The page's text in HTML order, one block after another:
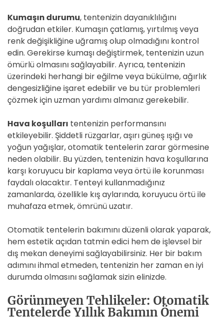
Kumaşın durumu, tentenizin dayanıklılığını
doğrudan etkiler. Kumaşın çatlamış, yırtılmış veya
renk değişikliğine uğramış olup olmadığını kontrol
edin. Gerekirse kumaşı değiştirmek, tentenizin uzun
ömürlü olmasını sağlayabilir. Ayrıca, tentenizin
üzerindeki herhangi bir eğilme veya bükülme, ağırlık
dengesizliğine işaret edebilir ve bu tür problemleri
çözmek için uzman yardımı almanız gerekebilir.
Hava koşulları tentenizin performansını
etkileyebilir. Şiddetli rüzgarlar, aşırı güneş ışığı ve
yoğun yağışlar, otomatik tentelerin zarar görmesine
neden olabilir. Bu yüzden, tentenizin hava koşullarına
karşı koruyucu bir kaplama veya örtü ile korunması
faydalı olacaktır. Tenteyi kullanmadığınız
zamanlarda, özellikle kış aylarında, koruyucu örtü ile
muhafaza etmek, ömrünü uzatır.
Otomatik tentelerin bakımını düzenli olarak yaparak,
hem estetik açıdan tatmin edici hem de işlevsel bir
dış mekan deneyimi sağlayabilirsiniz. Her bir bakım
adımını ihmal etmeden, tentenizin her zaman en iyi
durumda olmasını sağlamak sizin elinizde.
Görünmeyen Tehlikeler: Otomatik
Tentelerde Yıllık Bakımın Önemi